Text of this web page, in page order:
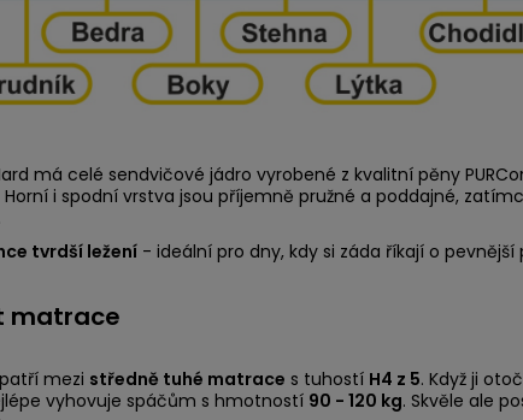
má celé sendvičové jádro vyrobené z kvalitní pěny
i spodní vrstva jsou příjemně pružné a poddajné,
tvrdší ležení - ideální pro dny, kdy si záda říkají o pevnější
matrace
mezi středně tuhé matrace s tuhostí H4 z 5. Když ji
vyhovuje spáčům s hmotností 90 - 120 kg. Skvěle ale